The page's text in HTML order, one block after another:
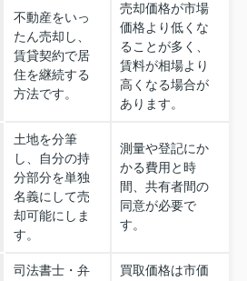
不動産をいっ
たん売却し、
賃貸契約で居
住を継続する
方法です。
売却価格が市場
価格より低くな
ることが多く、
賃料が相場より
高くなる場合が
あります。
土地を分筆
し、自分の持
分部分を単独
名義にして売
却可能にしま
す。
測量や登記にか
かる費用と時
間、共有者間の
同意が必要で
す。
司法書士・弁
買取価格は市価